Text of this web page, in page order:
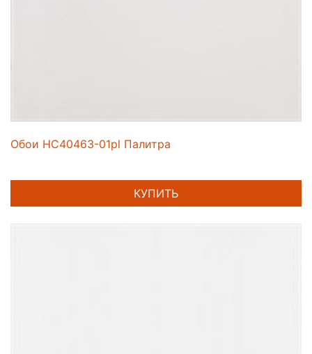
Обои HC40463-01pl Палитра
КУПИТЬ